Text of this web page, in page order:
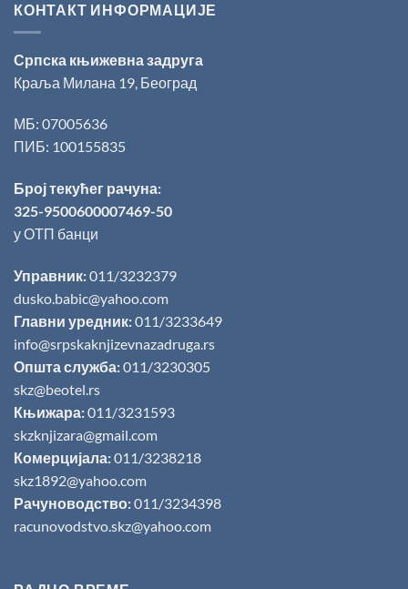
КОНТАКТ ИНФОРМАЦИЈЕ
Српска књижевна задруга
Краља Милана 19, Београд
МБ: 07005636
ПИБ: 100155835
Број текућег рачуна:
325-9500600007469-50
у ОТП банци
Управник:011/3232379
dusko.babic@yahoo.com
Главни уредник:011/3233649
info@srpskaknjizevnazadruga.rs
Општа служба:011/3230305
skz@beotel.rs
Књижара:011/3231593
skzknjizara@gmail.com
Комерцијала:011/3238218
skz1892@yahoo.com
Рачуноводство:011/3234398
racunovodstvo.skz@yahoo.com